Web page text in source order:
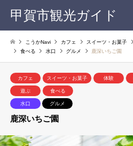
甲賀市観光ガイド
こうかNavi カフェ スイーツ・お菓子
食べる
水口 グルメ 鹿深いちご園
カフェ スイーツ・お菓子 体験
遊ぶ 食べる
水口 グルメ
鹿深いちご園